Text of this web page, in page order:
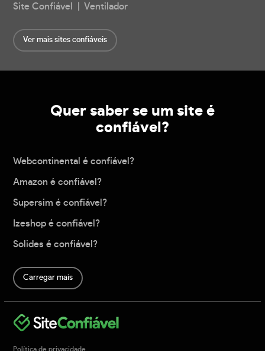
Site Confiável | Ventilador
Ver mais sites confiáveis
Quer saber se um site é
confiável?
Webcontinental é confiável?
Amazon é confiável?
Supersim é confiável?
Izeshop é confiável?
Solides é confiável?
Carregar mais
Política de privacidade